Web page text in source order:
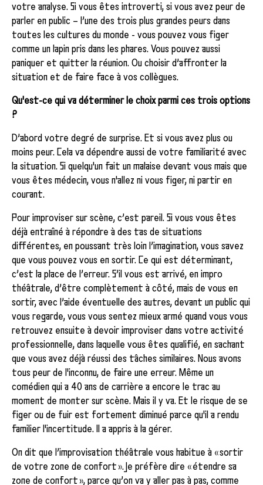
votre analyse. Si vous êtes introverti, si vous avez peur de
parler en public – l’une des trois plus grandes peurs dans
toutes les cultures du monde - vous pouvez vous figer
comme un lapin pris dans les phares. Vous pouvez aussi
paniquer et quitter la réunion. Ou choisir d’affronter la
situation et de faire face à vos collègues.
Qu'est-ce qui va déterminer le choix parmi ces trois options
?
D’abord votre degré de surprise. Et si vous avez plus ou
moins peur. Cela va dépendre aussi de votre familiarité avec
la situation. Si quelqu'un fait un malaise devant vous mais que
vous êtes médecin, vous n'allez ni vous figer, ni partir en
courant.
Pour improviser sur scène, c’est pareil. Si vous vous êtes
déjà entraîné à répondre à des tas de situations
différentes, en poussant très loin l’imagination, vous savez
que vous pouvez vous en sortir. Ce qui est déterminant,
c’est la place de l’erreur. S’il vous est arrivé, en impro
théâtrale, d’être complètement à côté, mais de vous en
sortir, avec l’aide éventuelle des autres, devant un public qui
vous regarde, vous vous sentez mieux armé quand vous vous
retrouvez ensuite à devoir improviser dans votre activité
professionnelle, dans laquelle vous êtes qualifié, en sachant
que vous avez déjà réussi des tâches similaires. Nous avons
tous peur de l'inconnu, de faire une erreur. Même un
comédien qui a 40 ans de carrière a encore le trac au
moment de monter sur scène. Mais il y va. Et le risque de se
figer ou de fuir est fortement diminué parce qu'il a rendu
familier l'incertitude. Il a appris à la gérer.
On dit que l’improvisation théâtrale vous habitue à « sortir
de votre zone de confort ». Je préfère dire « étendre sa
zone de confort », parce qu’on va y aller pas à pas, comme